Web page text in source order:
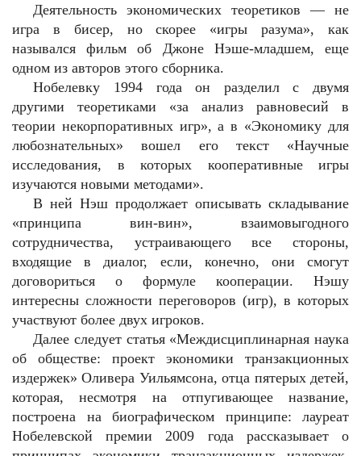
Деятельность экономических теоретиков — не
игра в бисер, но скорее «игры разума», как
назывался фильм об Джоне Нэше-младшем, еще
одном из авторов этого сборника.
Нобелевку 1994 года он разделил с двумя
другими теоретиками «за анализ равновесий в
теории некорпоративных игр», а в «Экономику для
любознательных» вошел его текст «Научные
исследования, в которых кооперативные игры
изучаются новыми методами».
В ней Нэш продолжает описывать складывание
«принципа вин-вин», взаимовыгодного
сотрудничества, устраивающего все стороны,
входящие в диалог, если, конечно, они смогут
договориться о формуле кооперации. Нэшу
интересны сложности переговоров (игр), в которых
участвуют более двух игроков.
Далее следует статья «Междисциплинарная наука
об обществе: проект экономики транзакционных
издержек» Оливера Уильямсона, отца пятерых детей,
которая, несмотря на отпугивающее название,
построена на биографическом принципе: лауреат
Нобелевской премии 2009 года рассказывает о